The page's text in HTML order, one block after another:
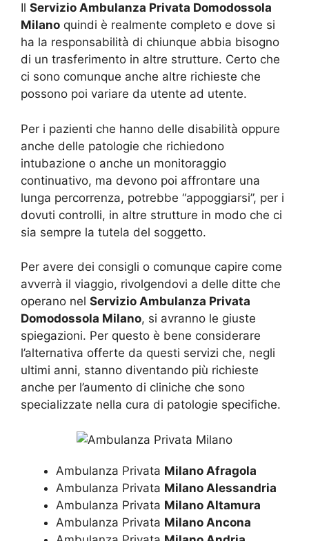
Il Servizio Ambulanza Privata Domodossola
Milano quindi è realmente completo e dove si
ha la responsabilità di chiunque abbia bisogno
di un trasferimento in altre strutture. Certo che
ci sono comunque anche altre richieste che
possono poi variare da utente ad utente.
Per i pazienti che hanno delle disabilità oppure
anche delle patologie che richiedono
intubazione o anche un monitoraggio
continuativo, ma devono poi affrontare una
lunga percorrenza, potrebbe “appoggiarsi”, per i
dovuti controlli, in altre strutture in modo che ci
sia sempre la tutela del soggetto.
Per avere dei consigli o comunque capire come
avverrà il viaggio, rivolgendovi a delle ditte che
operano nel Servizio Ambulanza Privata
Domodossola Milano, si avranno le giuste
spiegazioni. Per questo è bene considerare
l’alternativa offerte da questi servizi che, negli
ultimi anni, stanno diventando più richieste
anche per l’aumento di cliniche che sono
specializzate nella cura di patologie specifiche.
Ambulanza Privata Milano Afragola
Ambulanza Privata Milano Alessandria
Ambulanza Privata Milano Altamura
Ambulanza Privata Milano Ancona